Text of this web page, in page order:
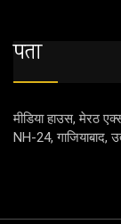
पता
मीडिया हाउस, मेरठ
NH-24, गाजियाबाद,